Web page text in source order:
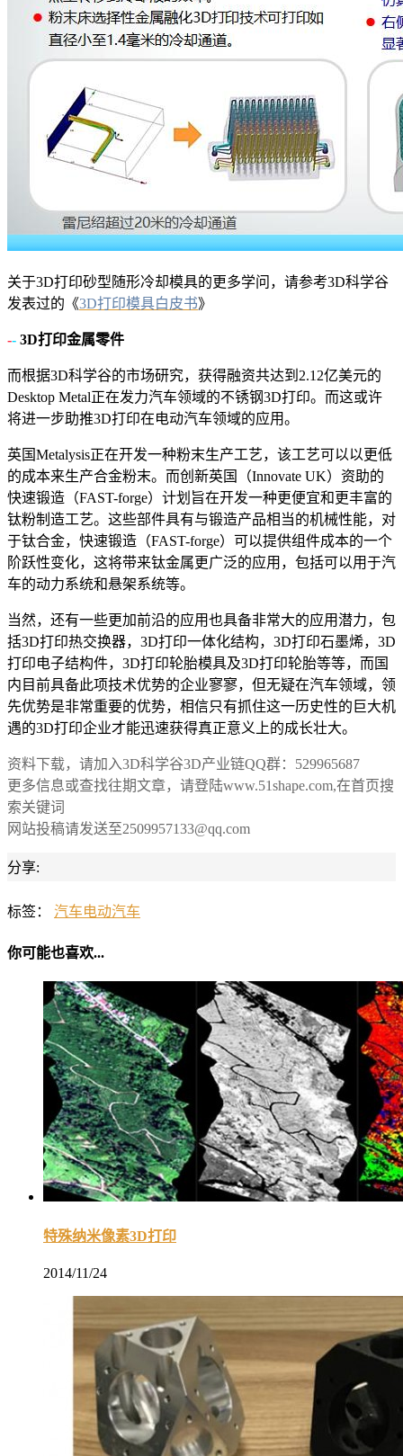
关于3D打印砂型随形冷却模具的更多学问，请参考3D科学谷
发表过的《3D打印模具白皮书》
-- 3D打印金属零件
而根据3D科学谷的市场研究，获得融资共达到2.12亿美元的
Desktop Metal正在发力汽车领域的不锈钢3D打印。而这或许
将进一步助推3D打印在电动汽车领域的应用。
英国Metalysis正在开发一种粉末生产工艺，该工艺可以以更低
的成本来生产合金粉末。而创新英国（Innovate UK）资助的
快速锻造（FAST-forge）计划旨在开发一种更便宜和更丰富的
钛粉制造工艺。这些部件具有与锻造产品相当的机械性能，对
于钛合金，快速锻造（FAST-forge）可以提供组件成本的一个
阶跃性变化，这将带来钛金属更广泛的应用，包括可以用于汽
车的动力系统和悬架系统等。
当然，还有一些更加前沿的应用也具备非常大的应用潜力，包
括3D打印热交换器，3D打印一体化结构，3D打印石墨烯，3D
打印电子结构件，3D打印轮胎模具及3D打印轮胎等等，而国
内目前具备此项技术优势的企业寥寥，但无疑在汽车领域，领
先优势是非常重要的优势，相信只有抓住这一历史性的巨大机
遇的3D打印企业才能迅速获得真正意义上的成长壮大。
资料下载，请加入3D科学谷3D产业链QQ群：529965687
更多信息或查找往期文章，请登陆www.51shape.com,在首页搜
索关键词
网站投稿请发送至2509957133@qq.com
分享:
标签： 汽车电动汽车
你可能也喜欢...
特殊纳米像素3D打印
2014/11/24